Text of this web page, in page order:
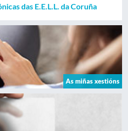
das E.E.L.L. da Coruña
As miñas xestións